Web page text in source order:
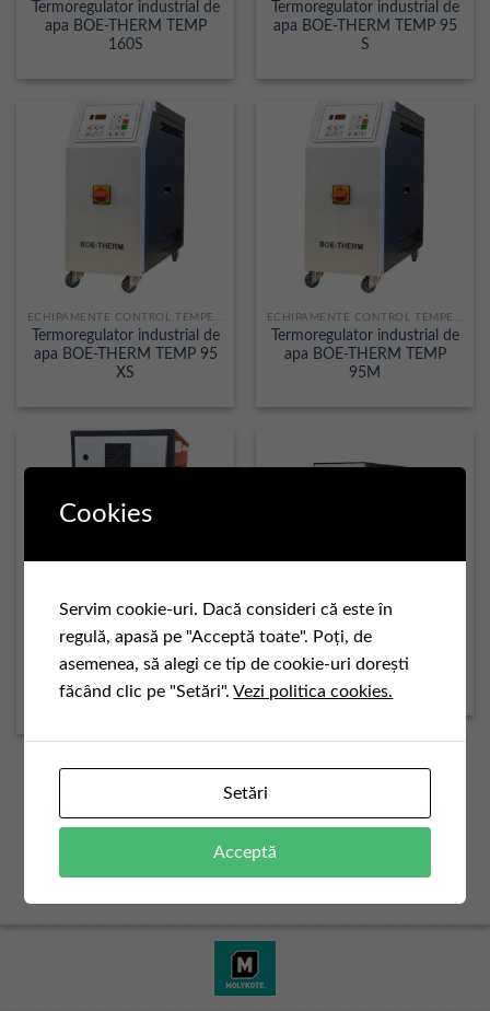
Termoregulator industrial de
apa BOE-THERM TEMP
160S
Termoregulator industrial de
apa BOE-THERM TEMP 95
S
Termoregulator industrial de
apa BOE-THERM TEMP 95
XS
Termoregulator industrial de
apa BOE-THERM TEMP
95M
ECHIPAMENTE CONTROL TEMPERATURA
Termoregulator industrial de
apa BOE-THERM TEMP
95XL
Termoregulator industrial de
ulei BOE-THERM TEMP 150
Cookies
Servim cookie-uri. Dacă consideri că este în
regulă, apasă pe "Acceptă toate". Poți, de
asemenea, să alegi ce tip de cookie-uri dorești
făcând clic pe "Setări".Vezi politica cookies.
Setări
Acceptă